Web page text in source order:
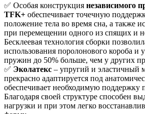
✅ Особая конструкция независимого
TFK+ обеспечивает точечную
положение тела во время сна, а также
при перемещении одного из спящих и
Бесклеевая технология сборки
использования поролонового короба и
пружин до 50% больше, чем у других
✅ Эколатекс – упругий и эластичный
прекрасно адаптируется под
обеспечивает необходимую поддержку
Благодаря своей структуре способен
нагрузки и при этом легко